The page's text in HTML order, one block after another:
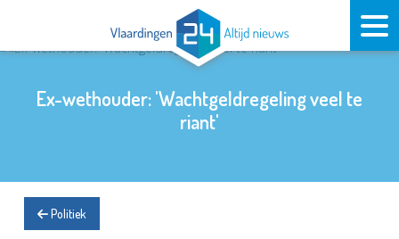
Ex-wethouder: 'Wachtgeldregeling veel te
riant'
Politiek